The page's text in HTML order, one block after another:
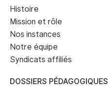
Histoire
Mission et rôle
Nos instances
Notre équipe
Syndicats affiliés
DOSSIERS PÉDAGOGIQUES